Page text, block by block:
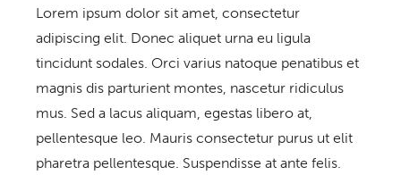
Lorem ipsum dolor sit amet, consectetur
adipiscing elit. Donec aliquet urna eu ligula
tincidunt sodales. Orci varius natoque penatibus et
magnis dis parturient montes, nascetur ridiculus
mus. Sed a lacus aliquam, egestas libero at,
pellentesque leo. Mauris consectetur purus ut elit
pharetra pellentesque. Suspendisse at ante felis.